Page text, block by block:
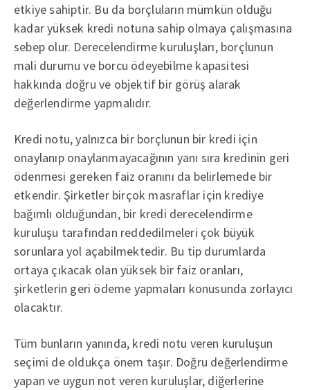
etkiye sahiptir. Bu da borçluların mümkün olduğu
kadar yüksek kredi notuna sahip olmaya çalışmasına
sebep olur. Derecelendirme kuruluşları, borçlunun
mali durumu ve borcu ödeyebilme kapasitesi
hakkında doğru ve objektif bir görüş alarak
değerlendirme yapmalıdır.
Kredi notu, yalnızca bir borçlunun bir kredi için
onaylanıp onaylanmayacağının yanı sıra kredinin geri
ödenmesi gereken faiz oranını da belirlemede bir
etkendir. Şirketler birçok masraflar için krediye
bağımlı olduğundan, bir kredi derecelendirme
kuruluşu tarafından reddedilmeleri çok büyük
sorunlara yol açabilmektedir. Bu tip durumlarda
ortaya çıkacak olan yüksek bir faiz oranları,
şirketlerin geri ödeme yapmaları konusunda zorlayıcı
olacaktır.
Tüm bunların yanında, kredi notu veren kuruluşun
seçimi de oldukça önem taşır. Doğru değerlendirme
yapan ve uygun not veren kuruluşlar, diğerlerine